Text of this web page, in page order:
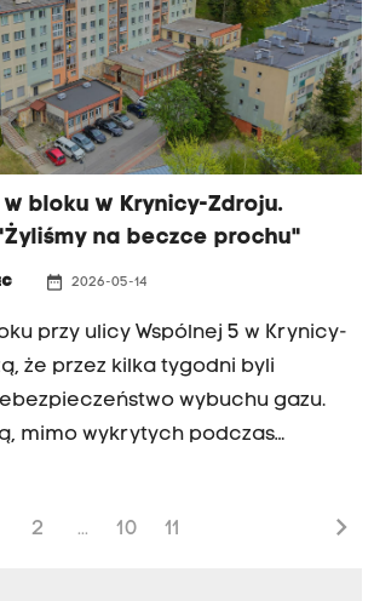
bloku w Krynicy-Zdroju.
na beczce prochu"
date_range 2026-05-14
przy ulicy Wspólnej 5 w Krynicy-
że przez kilka tygodni byli
wybuchu gazu.
mimo wykrytych podczas
Sprawą zajmuje się już
2 ... 10 11 chevron_right